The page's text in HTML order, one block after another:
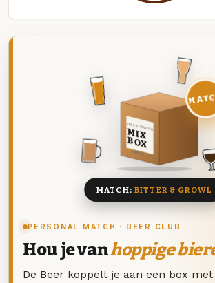
PERSONAL MATCH · BEER CLUB
Hou je vanhoppige
De Beer koppelt je aan een box met
DEZE MAAND
MIX
BOX
8 BIEREN
MATCH: BITTER & GROWL